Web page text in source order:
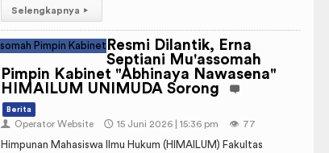
Selengkapnya ▸
Resmi Dilantik, Erna
Septiani Mu'assomah
Pimpin Kabinet "Abhinaya Nawasena"
HIMAILUM UNIMUDA Sorong
Berita
👤 Operator Website 🕔 15 Juni 2026 | 15:36 pm 👁️ 77
Himpunan Mahasiswa Ilmu Hukum (HIMAILUM) Fakultas